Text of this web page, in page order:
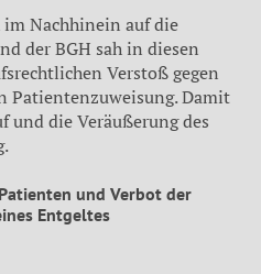
Nachhinein auf die
der BGH sah in diesen
Verstoß gegen
Patientenzuweisung. Damit
und die Veräußerung des
und Verbot der
Entgeltes